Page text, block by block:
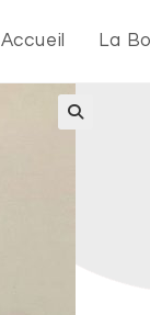
Accueil La